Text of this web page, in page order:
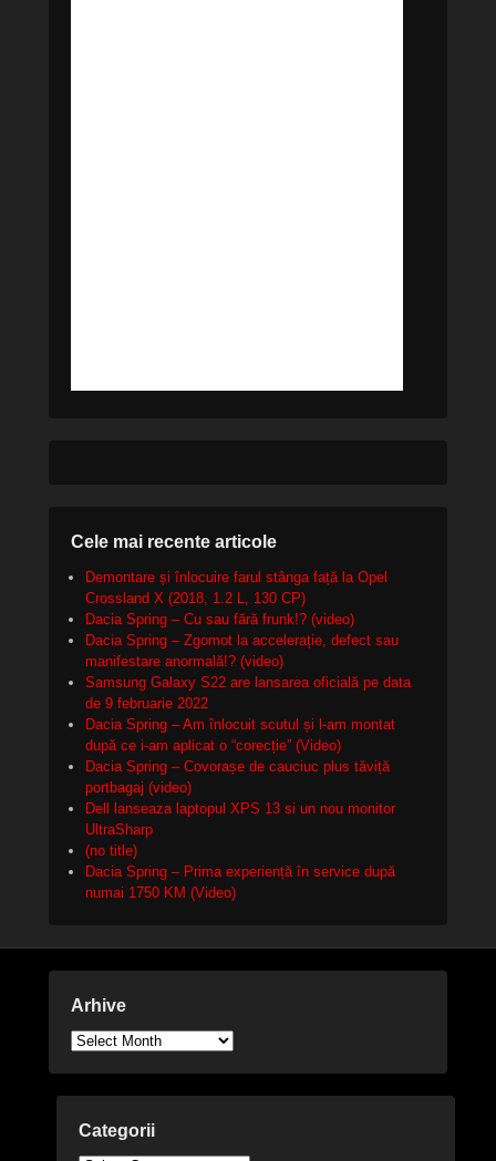
Cele mai recente articole
Demontare și înlocuire farul stânga față la Opel
Crossland X (2018, 1.2 L, 130 CP)
Dacia Spring – Cu sau fără frunk!? (video)
Dacia Spring – Zgomot la accelerație, defect sau
manifestare anormală!? (video)
Samsung Galaxy S22 are lansarea oficială pe data
de 9 februarie 2022
Dacia Spring – Am înlocuit scutul și l-am montat
după ce i-am aplicat o “corecție” (Video)
Dacia Spring – Covorașe de cauciuc plus tăviță
portbagaj (video)
Dell lanseaza laptopul XPS 13 si un nou monitor
UltraSharp
(no title)
Dacia Spring – Prima experiență în service după
numai 1750 KM (Video)
Arhive
Arhive
Categorii